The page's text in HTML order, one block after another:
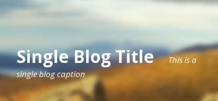
Single Blog Title
This is a
single blog caption